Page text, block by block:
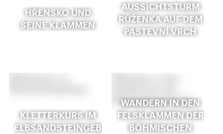
HŘENSKO UND
SEINE KLAMMEN
AUSSICHTSTURM
RŮŽENKA AUF DEM
PASTEVNÍ VRCH
KLETTERKURS IM
ELBSANDSTEINGEBIRGE
WANDERN IN DEN
FELSKLAMMEN DER
BÖHMISCHEN